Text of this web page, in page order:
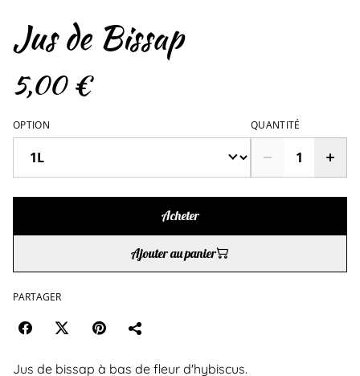
Jus de Bissap
5,00 €
OPTION QUANTITÉ
Acheter
Ajouter au panier
PARTAGER
Jus de bissap à bas de fleur d'hybiscus.